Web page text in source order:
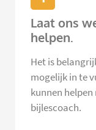
Laat ons
helpen.
Het is
mogelijk in te
kunnen
bijlescoach.